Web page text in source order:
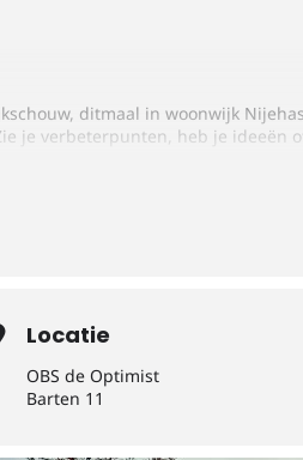
ditmaal in woonwijk
je verbeterpunten, heb je ideeën
Locatie
OBS de Optimist
Barten 11